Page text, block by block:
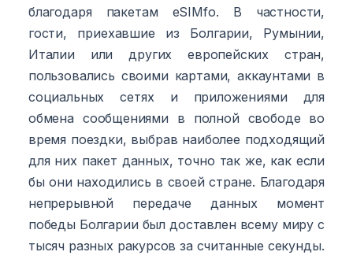
благодаря пакетам eSIMfo. В частности,
гости, приехавшие из Болгарии, Румынии,
Италии или других европейских стран,
пользовались своими картами, аккаунтами в
социальных сетях и приложениями для
обмена сообщениями в полной свободе во
время поездки, выбрав наиболее подходящий
для них пакет данных, точно так же, как если
бы они находились в своей стране. Благодаря
непрерывной передаче данных момент
победы Болгарии был доставлен всему миру с
тысяч разных ракурсов за считанные секунды.